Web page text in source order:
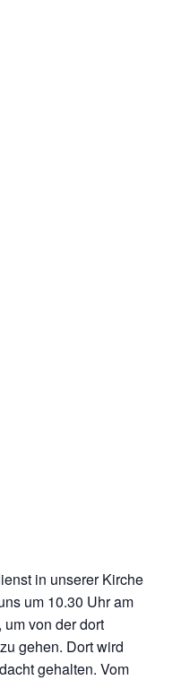
in unserer Kirche
um 10.30 Uhr am
von der dort
gehen. Dort wird
gehalten. Vom